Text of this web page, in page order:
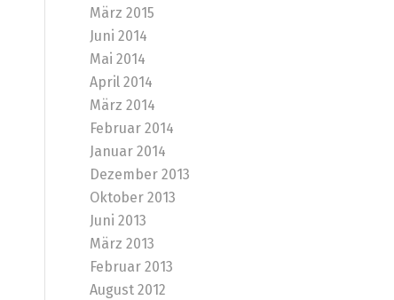
März 2015
Juni 2014
Mai 2014
April 2014
März 2014
Februar 2014
Januar 2014
Dezember 2013
Oktober 2013
Juni 2013
März 2013
Februar 2013
August 2012